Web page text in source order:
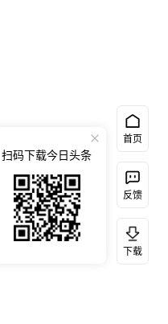
首页
反馈
下载
扫码下载今日头条